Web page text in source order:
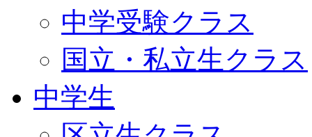
中学受験クラス
国立・私立生クラス
中学生